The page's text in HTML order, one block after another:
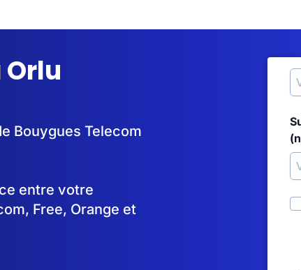
Bouygues Telecom
entre votre
Free, Orange et